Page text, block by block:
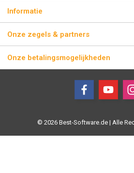
Informatie
Onze zegels & partners
Onze betalingsmogelijkheden
© 2026 Best-Software.de | Alle